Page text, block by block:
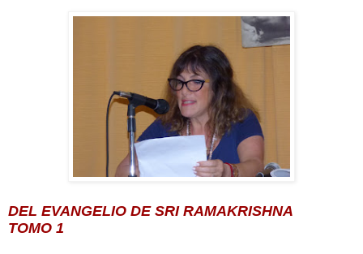
DEL EVANGELIO DE SRI RAMAKRISHNA
TOMO 1